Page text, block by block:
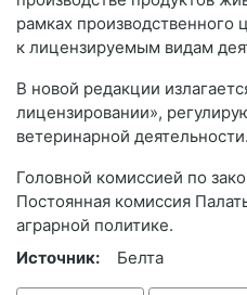
рамках производственного
к лицензируемым видам
В новой редакции
лицензировании»,
ветеринарной деятельности.
Головной комиссией по
Постоянная комиссия
аграрной политике.
Источник:
Белта